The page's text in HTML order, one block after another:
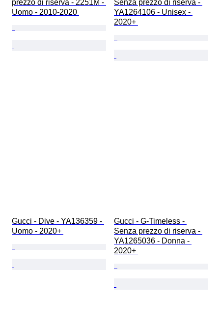
prezzo di riserva - 2251M -
Uomo - 2010-2020
Senza prezzo di riserva -
YA1264106 - Unisex -
2020+
Gucci - Dive - YA136359 -
Uomo - 2020+
Gucci - G-Timeless -
Senza prezzo di riserva -
YA1265036 - Donna -
2020+